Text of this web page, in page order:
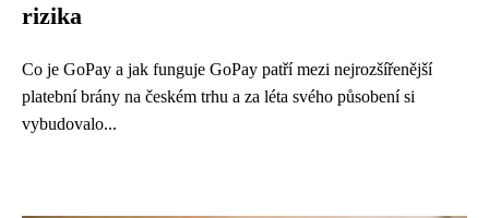
rizika
Co je GoPay a jak funguje GoPay patří mezi nejrozšířenější
platební brány na českém trhu a za léta svého působení si
vybudovalo...